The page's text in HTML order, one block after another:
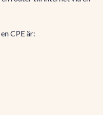
CPE är: